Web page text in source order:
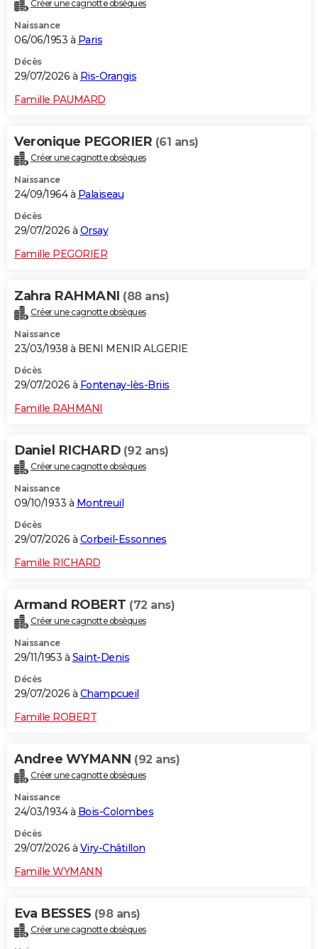
Créer une cagnotte obsèques
Naissance
06/06/1953 à Paris
Décès
29/07/2026 à Ris-Orangis
Famille PAUMARD
Veronique PEGORIER (61 ans)
Créer une cagnotte obsèques
Naissance
24/09/1964 à Palaiseau
Décès
29/07/2026 à Orsay
Famille PEGORIER
Zahra RAHMANI (88 ans)
Créer une cagnotte obsèques
Naissance
23/03/1938 à BENI MENIR ALGERIE
Décès
29/07/2026 à Fontenay-lès-Briis
Famille RAHMANI
Daniel RICHARD (92 ans)
Créer une cagnotte obsèques
Naissance
09/10/1933 à Montreuil
Décès
29/07/2026 à Corbeil-Essonnes
Famille RICHARD
Armand ROBERT (72 ans)
Créer une cagnotte obsèques
Naissance
29/11/1953 à Saint-Denis
Décès
29/07/2026 à Champcueil
Famille ROBERT
Andree WYMANN (92 ans)
Créer une cagnotte obsèques
Naissance
24/03/1934 à Bois-Colombes
Décès
29/07/2026 à Viry-Châtillon
Famille WYMANN
Eva BESSES (98 ans)
Créer une cagnotte obsèques